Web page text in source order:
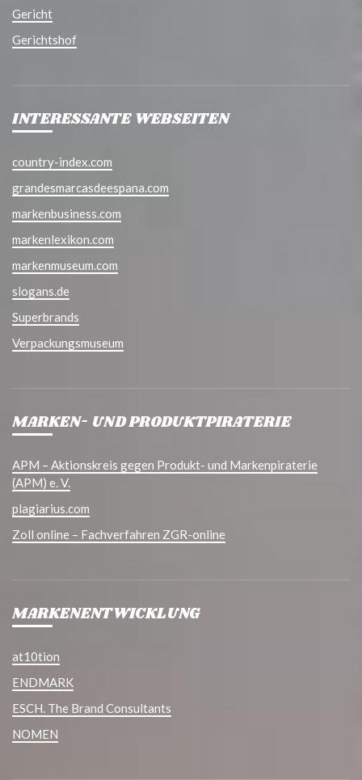
Gericht
Gerichtshof
INTERESSANTE WEBSEITEN
country-index.com
grandesmarcasdeespana.com
markenbusiness.com
markenlexikon.com
markenmuseum.com
slogans.de
Superbrands
Verpackungsmuseum
MARKEN- UND PRODUKTPIRATERIE
APM – Aktionskreis gegen Produkt- und Markenpiraterie
(APM) e. V.
plagiarius.com
Zoll online – Fachverfahren ZGR-online
MARKENENTWICKLUNG
at10tion
ENDMARK
ESCH. The Brand Consultants
NOMEN